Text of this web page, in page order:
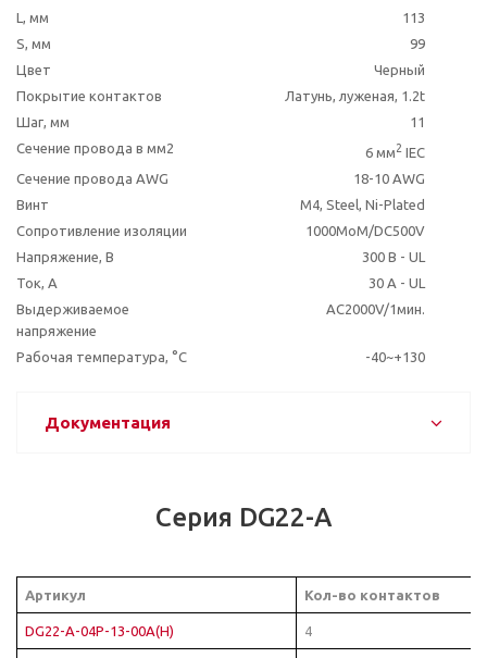
L, мм
113
S, мм
99
Цвет
Черный
Покрытие контактов
Латунь, луженая, 1.2t
Шаг, мм
11
Сечение провода в мм2
6 мм2 IEC
Сечение провода AWG
18-10 AWG
Винт
M4, Steel, Ni-Plated
Сопротивление изоляции
1000MoM/DC500V
Напряжение, В
300 В - UL
Ток, А
30 A - UL
Выдерживаемое
напряжение
AC2000V/1мин.
Рабочая температура, °C -40~+130
Документация
Серия DG22-A
Артикул Кол-во контактов
DG22-A-04P-13-00A(H) 4